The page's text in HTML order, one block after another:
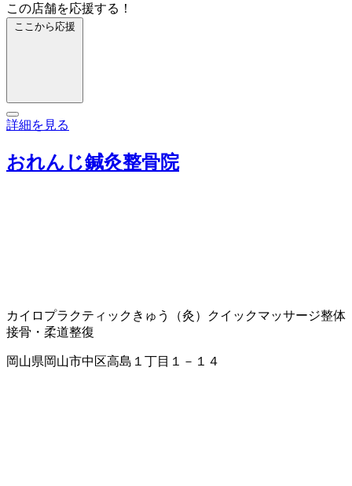
この店舗を応援する！
ここから応援
詳細を見る
おれんじ鍼灸整骨院
カイロプラクティック きゅう（灸） クイックマッサージ整体
接骨・柔道整復
岡山県岡山市中区高島１丁目１－１４